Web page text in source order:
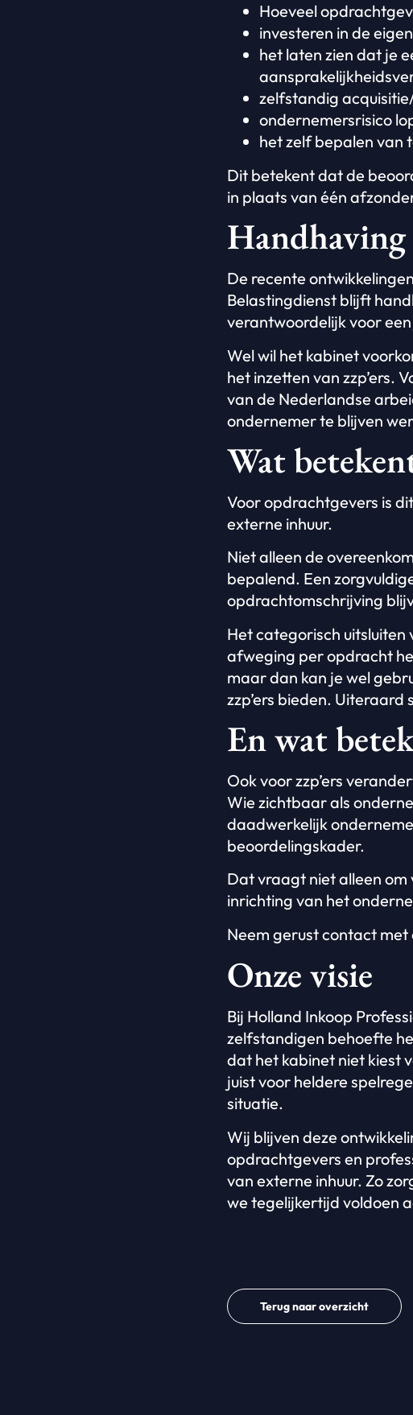
Hoeveel
investeren in de
het laten zien dat je
zelfstandig
ondernemersrisico
het zelf bepalen van
Dit betekent dat de
in plaats van één
De recente
Belastingdienst blijft
verantwoordelijk voor
Wel wil het kabinet
het inzetten van zzp’ers.
van de Nederlandse
ondernemer te blijven
Wat
Voor opdrachtgevers is
externe inhuur.
Niet alleen de
bepalend. Een
opdrachtomschrijving
Het categorisch uitsluiten
afweging per opdracht
maar dan kan je wel
zzp’ers bieden.
En wat
Ook voor zzp’ers
Wie zichtbaar als
daadwerkelijk
beoordelingskader.
Dat vraagt niet alleen om
inrichting van het
Neem gerust contact met
Onze visie
Bij Holland Inkoop
zelfstandigen behoefte
dat het kabinet niet kiest
juist voor heldere
situatie.
Wij blijven deze
opdrachtgevers en
van externe inhuur. Zo
we tegelijkertijd voldoen
Terug naar overzicht